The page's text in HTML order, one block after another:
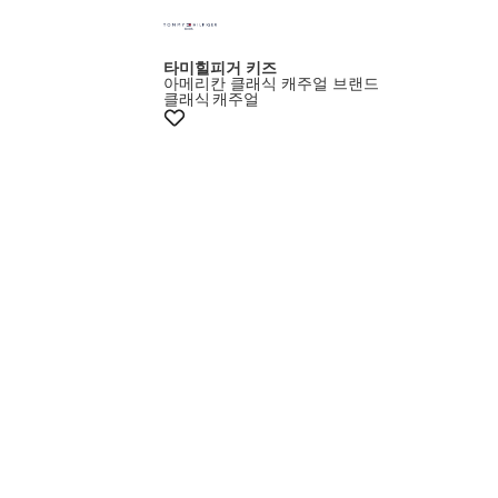
타미힐피거 키즈
아메리칸 클래식 캐주얼 브랜드
클래식 캐주얼